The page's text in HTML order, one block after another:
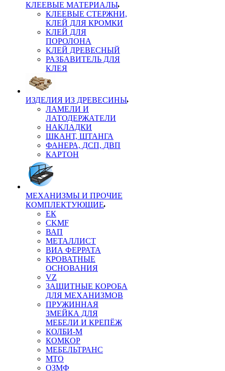
КЛЕЕВЫЕ МАТЕРИАЛЫ
КЛЕЕВЫЕ СТЕРЖНИ,
КЛЕЙ ДЛЯ КРОМКИ
КЛЕЙ ДЛЯ
ПОРОЛОНА
КЛЕЙ ДРЕВЕСНЫЙ
РАЗБАВИТЕЛЬ ДЛЯ
КЛЕЯ
ИЗДЕЛИЯ ИЗ ДРЕВЕСИНЫ
ЛАМЕЛИ И
ЛАТОДЕРЖАТЕЛИ
НАКЛАДКИ
ШКАНТ, ШТАНГА
ФАНЕРА, ДСП, ДВП
КАРТОН
МЕХАНИЗМЫ И ПРОЧИЕ
КОМПЛЕКТУЮЩИЕ
ЕК
CKMF
ВАП
МЕТАЛЛИСТ
ВИА ФЕРРАТА
КРОВАТНЫЕ
ОСНОВАНИЯ
VZ
ЗАЩИТНЫЕ КОРОБА
ДЛЯ МЕХАНИЗМОВ
ПРУЖИННАЯ
ЗМЕЙКА ДЛЯ
МЕБЕЛИ И КРЕПЁЖ
КОЛБИ-М
КОМКОР
МЕБЕЛЬТРАНС
MTO
ОЗМФ